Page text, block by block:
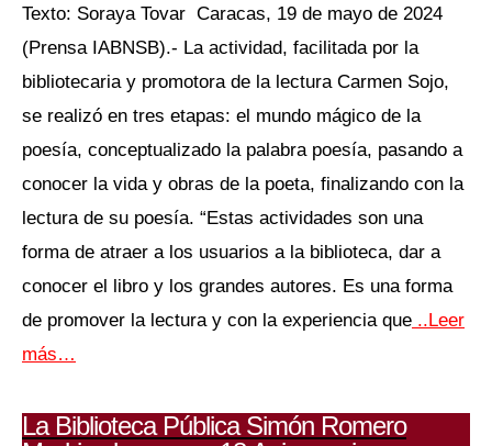
Texto: Soraya Tovar Caracas, 19 de mayo de 2024
(Prensa IABNSB).- La actividad, facilitada por la
bibliotecaria y promotora de la lectura Carmen Sojo,
se realizó en tres etapas: el mundo mágico de la
poesía, conceptualizado la palabra poesía, pasando a
conocer la vida y obras de la poeta, finalizando con la
lectura de su poesía. “Estas actividades son una
forma de atraer a los usuarios a la biblioteca, dar a
conocer el libro y los grandes autores. Es una forma
de promover la lectura y con la experiencia que ..Leer
más…
La Biblioteca Pública Simón Romero